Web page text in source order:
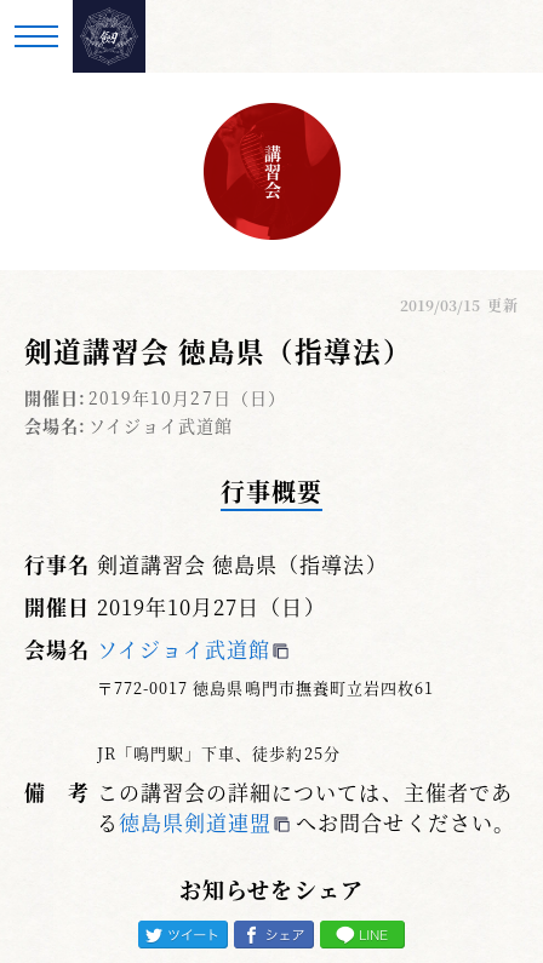
講習会
2019/03/15 更新
剣道講習会 徳島県（指導法）
開催日: 2019年10月27日（日）
会場名: ソイジョイ武道館
行事概要
行事名 剣道講習会 徳島県（指導法）
開催日 2019年10月27日（日）
会場名 ソイジョイ武道館
〒772-0017 徳島県鳴門市撫養町立岩四枚61
JR「鳴門駅」下車、徒歩約25分
備 考 この講習会の詳細については、主催者であ
る徳島県剣道連盟 へお問合せください。
お知らせをシェア